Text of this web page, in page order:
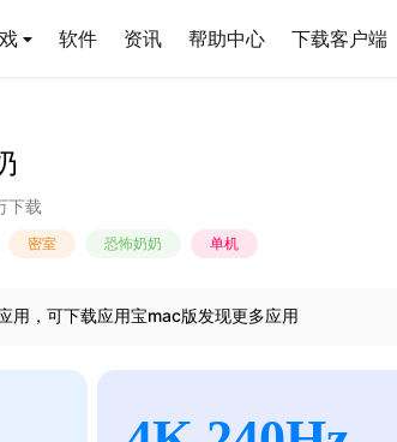
软件 资讯 帮助中心 下载客户端
下载
密室 恐怖奶奶 单机
用，可下载应用宝mac版发现更多应用